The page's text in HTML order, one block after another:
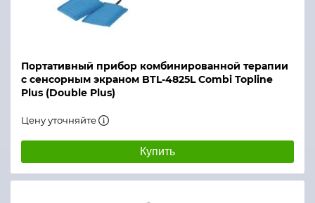
Портативный прибор комбинированной терапии
с сенсорным экраном BTL-4825L Combi Topline
Plus (Double Plus)
Цену уточняйте
Купить